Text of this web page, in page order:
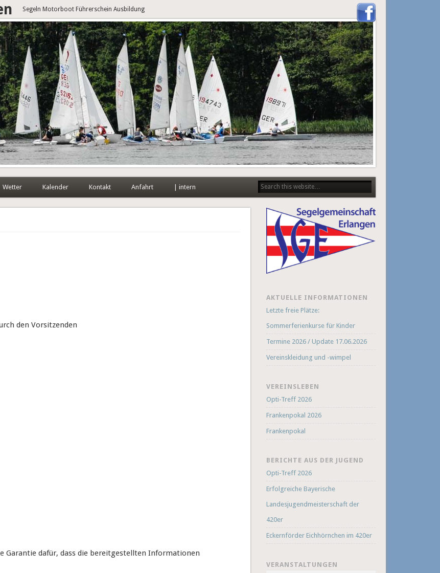
Segeln Motorboot Führerschein Ausbildung
Wetter Kalender Kontakt Anfahrt | intern
den Vorsitzenden
Garantie dafür, dass die bereitgestellten Informationen
AKTUELLE INFORMATIONEN
Letzte freie Plätze:
Sommerferienkurse für Kinder
Termine 2026 / Update 17.06.2026
Vereinskleidung und -wimpel
VEREINSLEBEN
Opti-Treff 2026
Frankenpokal 2026
Frankenpokal
BERICHTE AUS DER JUGEND
Opti-Treff 2026
Erfolgreiche Bayerische
Landesjugendmeisterschaft der
420er
Eckernförder Eichhörnchen im 420er
VERANSTALTUNGEN